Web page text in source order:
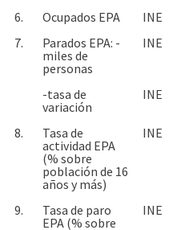
6. Ocupados EPA INE
7.
Parados EPA: -
miles de
personas
INE
-tasa de
variación
INE
8.
Tasa de
actividad EPA
(% sobre
población de 16
años y más)
INE
9.
Tasa de paro
EPA (% sobre
INE